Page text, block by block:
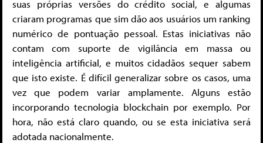
suas próprias versões do crédito social, e algumas
criaram programas que sim dão aos usuários um ranking
numérico de pontuação pessoal. Estas iniciativas não
contam com suporte de vigilância em massa ou
inteligência artificial, e muitos cidadãos sequer sabem
que isto existe. É difícil generalizar sobre os casos, uma
vez que podem variar amplamente. Alguns estão
incorporando tecnologia blockchain por exemplo. Por
hora, não está claro quando, ou se esta iniciativa será
adotada nacionalmente.